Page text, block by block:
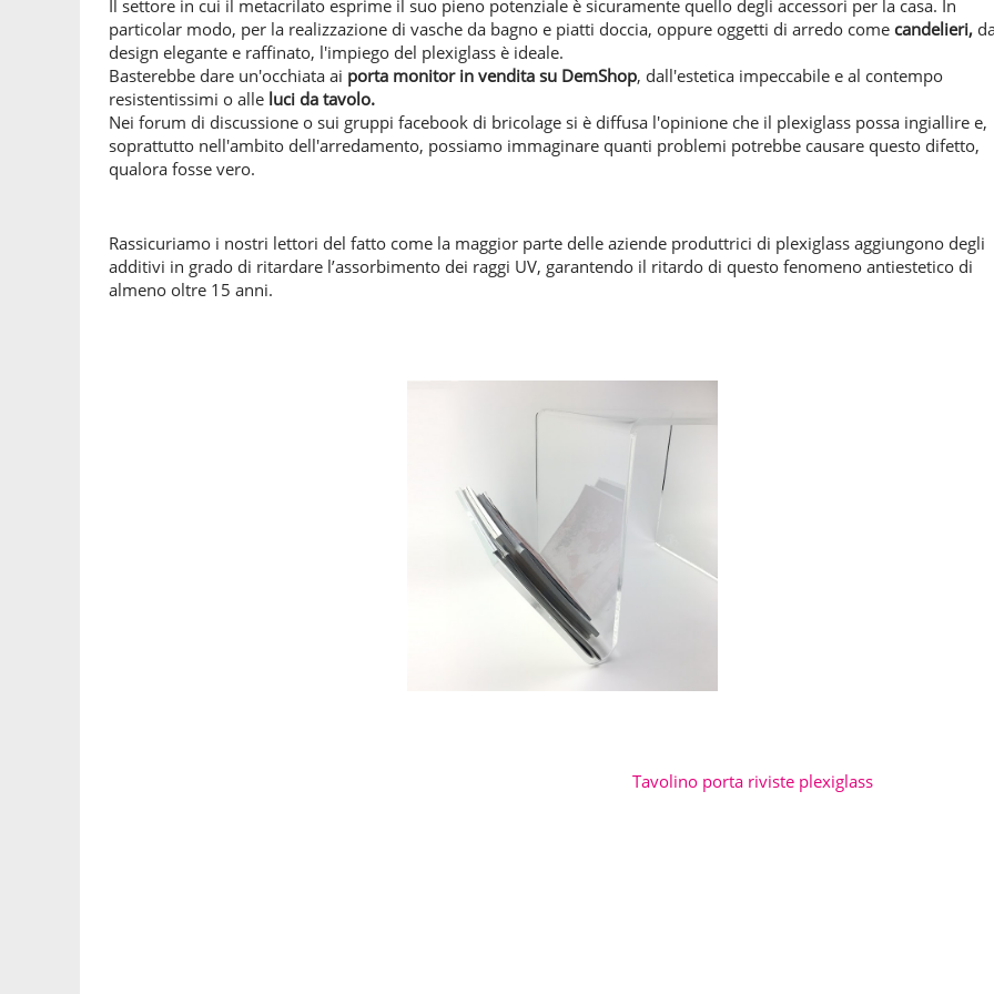
Il settore in cui il metacrilato esprime il suo pieno potenziale è sicuramente quello degli accessori per la casa. In
particolar modo, per la realizzazione di vasche da bagno e piatti doccia, oppure oggetti di arredo come candelieri,
design elegante e raffinato, l'impiego del plexiglass è ideale.
Basterebbe dare un'occhiata ai porta monitor in vendita su DemShop, dall'estetica impeccabile e al contempo
resistentissimi o alle luci da tavolo.
Nei forum di discussione o sui gruppi facebook di bricolage si è diffusa l'opinione che il plexiglass possa ingiallire e,
soprattutto nell'ambito dell'arredamento, possiamo immaginare quanti problemi potrebbe causare questo difetto,
qualora fosse vero.
Rassicuriamo i nostri lettori del fatto come la maggior parte delle aziende produttrici di plexiglass aggiungono degli
additivi in grado di ritardare l’assorbimento dei raggi UV, garantendo il ritardo di questo fenomeno antiestetico di
almeno oltre 15 anni.
Tavolino porta riviste plexiglass